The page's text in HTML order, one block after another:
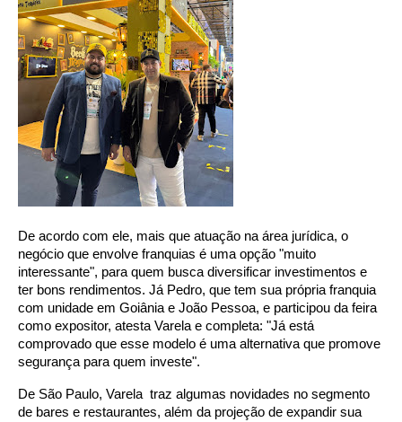
De acordo com ele, mais que atuação na área jurídica, o
negócio que envolve franquias é uma opção "muito
interessante", para quem busca diversificar investimentos e
ter bons rendimentos. Já Pedro, que tem sua própria franquia
com unidade em Goiânia e João Pessoa, e participou da feira
como expositor, atesta Varela e completa: "Já está
comprovado que esse modelo é uma alternativa que promove
segurança para quem investe".
De São Paulo, Varela traz algumas novidades no segmento
de bares e restaurantes, além da projeção de expandir sua